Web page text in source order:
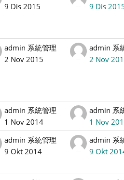
9 Dis 2015
9 Dis
admin 系統管理
2 Nov 2015
admin 系
2 Nov
admin 系統管理
1 Nov 2014
admin 系
1 Nov
admin 系統管理
9 Okt 2014
admin 系
9 Okt